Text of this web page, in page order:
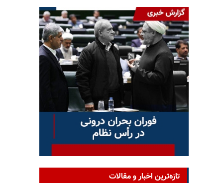
تازه‌ترین اخبار و مقالات